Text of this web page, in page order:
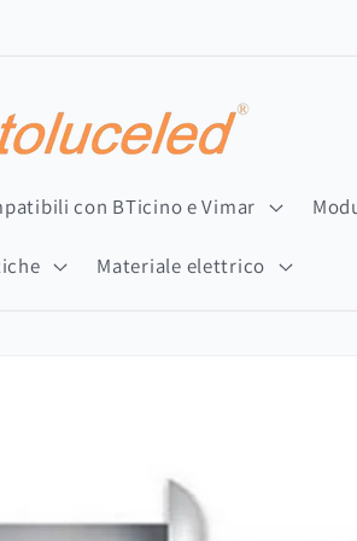
con BTicino e Vimar
Materiale elettrico